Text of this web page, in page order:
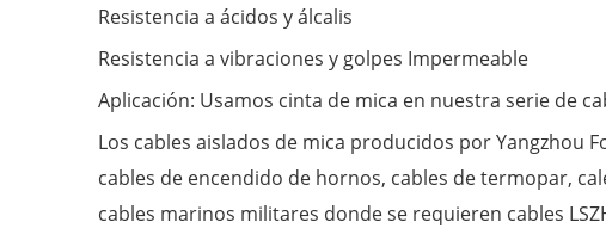
Resistencia a ácidos y álcalis
Resistencia a vibraciones y golpes Impermeable
Aplicación: Usamos cinta de mica en nuestra serie de
Los cables aislados de mica producidos por Yangzhou
cables de encendido de hornos, cables de termopar,
cables marinos militares donde se requieren cables